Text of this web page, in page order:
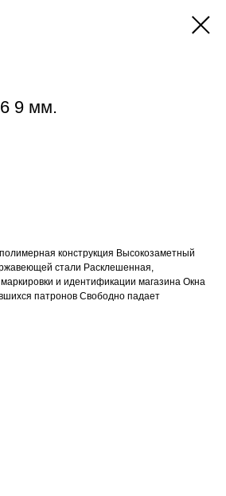
9 мм.
конструкция Высокозаметный
стали Расклешенная,
и идентификации магазина Окна
патронов Свободно падает